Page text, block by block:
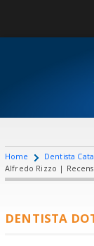
Home Dentista
Alfredo Rizzo |
DENTISTA